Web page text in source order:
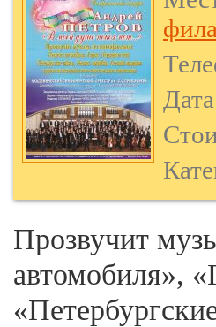
Прозвучит
автомобиля»,